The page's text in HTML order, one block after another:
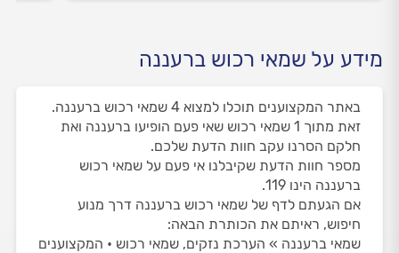
מידע על שמאי רכוש ברעננה
באתר המקצוענים תוכלו למצוא 4 שמאי רכוש ברעננה.
זאת מתוך 1 שמאי רכוש שאי פעם הופיעו ברעננה ואת
חלקם הסרנו עקב חוות הדעת שלכם.
מספר חוות הדעת שקיבלנו אי פעם על שמאי רכוש
ברעננה הינו 119.
אם הגעתם לדף של שמאי רכוש ברעננה דרך מנוע
חיפוש, ראיתם את הכותרת הבאה:
שמאי ברעננה » הערכת נזקים, שמאי רכוש • המקצוענים